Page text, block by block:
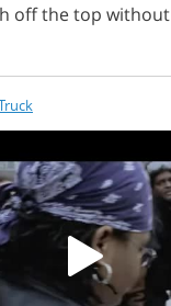
offthetop without